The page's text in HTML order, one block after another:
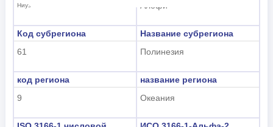
tiếng Việt
한국어
Ниуэ
Алофи
Код субрегиона
61
Название субрегиона
Полинезия
код региона
9
название региона
Океания